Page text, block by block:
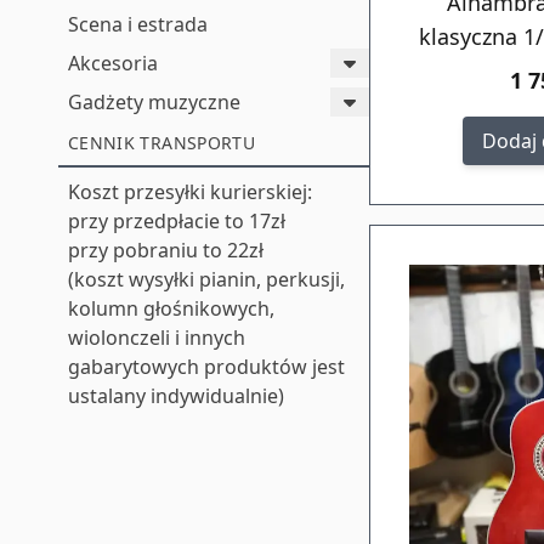
Scena i estrada
Akcesoria
Gadżety muzyczne
CENNIK TRANSPORTU
Koszt przesyłki kurierskiej:
przy przedpłacie to 17zł
przy pobraniu to 22zł
(koszt wysyłki pianin, perkusji,
kolumn głośnikowych,
wiolonczeli i innych
gabarytowych produktów jest
ustalany indywidualnie)
klasyczna
1
Dodaj